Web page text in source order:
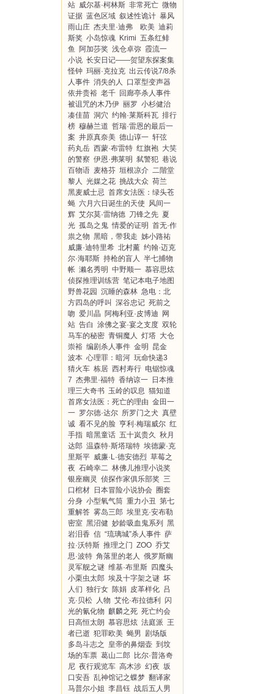
站 威尔基·柯林斯 非常死亡 微物
证据 蓝色区域 叙述性诡计 暴风
雨山庄 杰夫里·迪弗 欧美 迪莉
斯奖 小岛惊魂 Krimi 五条红鲱
鱼
阿加莎奖 浅仓卓弥 霞流一
小说 长安日记——贺望东探案集
怪钟 玛丽·克拉克 出云传说7/8杀
人事件 消失的人
口罩型变声器
依井贵裕 老千 回廊亭杀人事件
被诅咒的木乃伊 丽罗 小杉健治
凑佳苗 洞穴 约翰·莱斯科瓦 排行
榜 穆赫兰道 哲瑞·雷恩的最后一
案 井原真奈美 德山谆一 轩弦
药丸岳 西蒙·布雷特 红旗袍 大笑
的警察 伊恩·弗莱明 弑警犯 巷说
百物语 麦格芬 垣根凉介 二階堂
黎人 光媒之花 挑战大众 荷兰
黑麦威士忌 首席女法医：绿头苍
蝇 六月六日诞生的天使 风间一
辉 艾尔莫·雷纳德 刀锋之先 夏
光 孤岛之鬼 情爱的证明 首无·作
祟之物 黑暗，带我走 姊小路祐
威廉·迪特里希 北村薰 约翰·迈克
尔·海耶斯 持枪的盲人 半七捕物
帐 濑名秀明 中野顺一 慕容思炫
侦探推理训练营 笔记本电子地图
野兽花园 沉睡的森林 急电：北
方四岛的呼叫 深谷忠记 死前之
吻 爱川晶 阿梅利亚·皮博迪
网
站 告白 涂佛之宴·宴之支度 双轮
马车的秘密 青铜魔人 灯塔 大仓
崇裕 编剧杀人事件 金明
昆金
波本 心理罪：暗河 玩命快递3
猜火车 栋居 西村寿行 电锯惊魂
7 杰弗里·福特 香纳谅一 日本推
理三大奇书 玉岭的叹息 猫知道
首席女法医：死亡的理由 金田一
一 罗尔德·达尔 所罗门之犬 真壁
诚 看不见的脸 亨利·梅瑞威尔 红
手指 暗黑童话 五十岚贵久 秋月
达郎 温森特·斯塔瑞特 埃德蒙·克
里斯平 威廉·L·德安德烈 草莓之
夜 石崎幸二 林佛儿推理小说奖
银座幽灵 侦探作家俱乐部奖 三
口棺材 日本冒险小说协会 圈套
分身 小型氧气筒 重力小丑 第七
重解答 雾岛三郎 埃里克·安布勒
密室 黑沼健 妙龄吸血鬼系列
黑
岩泪香 信 “琉璃城”杀人事件 萨
拉·沃特斯 推理之门 ZOO 乔艾
思·波特 角落里的老人 俄罗斯幽
灵军舰之谜 维基·布里斯 四魔头
小栗虫太郎 埃及十字架之谜 坏
人们 独行女 陈娟 皮革样化 吕
克·贝松 人物 艾伦·布拉德利
闪
光的氰化物 麒麟之死 死亡约会
日高恒太朗 慕容思炫 法庭派 王
者已逝 犯罪欧美 蝇男 剧场版
多岛斗志之
皇帝的鼻烟壶 到坟
场的车票 葛山二郎 比尔·普洛奇
尼 夜行观览车 高木涉 幻夜 坂
口安吾 乱神馆记之蝶梦 翻译家
马普尔小姐 李昌钰 战后五人男